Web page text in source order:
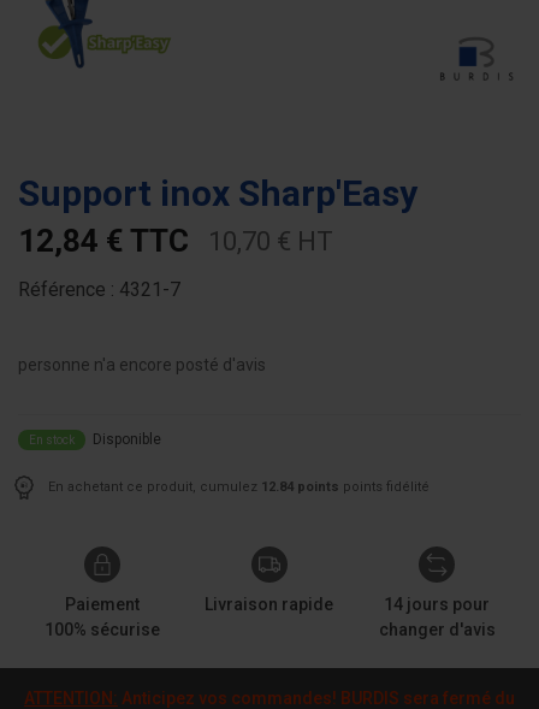
Support inox Sharp'Easy
12,84 € TTC 10,70 € HT
Référence : 4321-7
personne n'a encore posté d'avis
En stock Disponible
En achetant ce produit, cumulez 12.84 points points fidélité
Paiement
100% sécurise
Livraison rapide
14 jours pour
changer d'avis
ATTENTION: Anticipez vos commandes! BURDIS sera fermé du